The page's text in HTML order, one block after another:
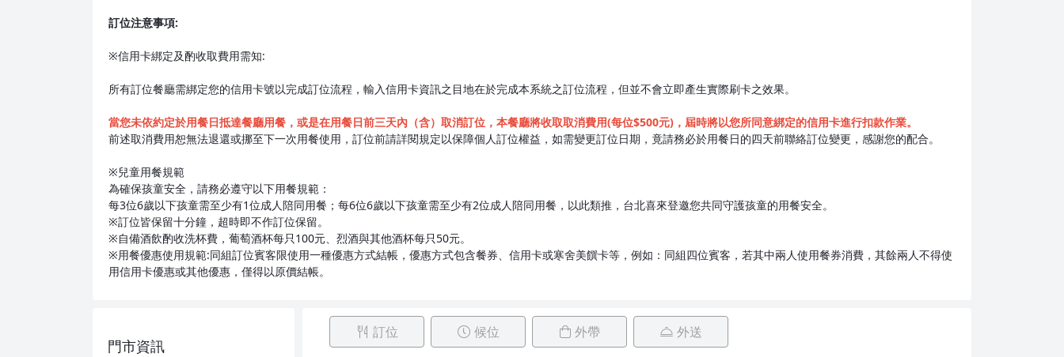
訂位注意事項:
※信用卡綁定及酌收取費用需知:
所有訂位餐廳需綁定您的信用卡號以完成訂位流程，輸入信用卡資訊之目地在於完成本系統之訂位流程，但並不會立即產生實際刷卡之效果。
當您未依約定於用餐日抵達餐廳用餐，或是在用餐日前三天內（含）取消訂位，本餐廳將收取取消費用(每位$500元)，屆時將以您所同意綁定的信用卡進行扣款作業。
前述取消費用恕無法退還或挪至下一次用餐使用，訂位前請詳閱規定以保障個人訂位權益，如需變更訂位日期，竟請務必於用餐日的四天前聯絡訂位變更，感謝您的配合。
※兒童用餐規範
為確保孩童安全，請務必遵守以下用餐規範：
每3位6歲以下孩童需至少有1位成人陪同用餐；每6位6歲以下孩童需至少有2位成人陪同用餐，以此類推，台北喜來登邀您共同守護孩童的用餐安全。
※訂位皆保留十分鐘，超時即不作訂位保留。
※自備酒飲酌收洗杯費，葡萄酒杯每只100元、烈酒與其他酒杯每只50元。
※用餐優惠使用規範:同組訂位賓客限使用一種優惠方式結帳，優惠方式包含餐券、信用卡或寒舍美饌卡等，例如：同組四位賓客，若其中兩人使用餐券消費，其餘兩人不得使
用信用卡優惠或其他優惠，僅得以原價結帳。
門市資訊
訂位 候位 外帶 外送